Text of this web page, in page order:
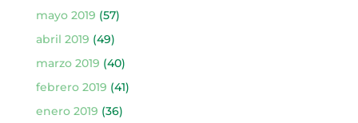
mayo 2019 (57)
abril 2019 (49)
marzo 2019 (40)
febrero 2019 (41)
enero 2019 (36)